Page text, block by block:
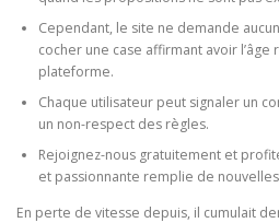
Cependant, le site ne demande
cocher une case affirmant avoir
plateforme.
Chaque utilisateur peut signaler un
un non-respect des règles.
Rejoignez-nous gratuitement et
et passionnante remplie de
En perte de vitesse depuis, il cumulait